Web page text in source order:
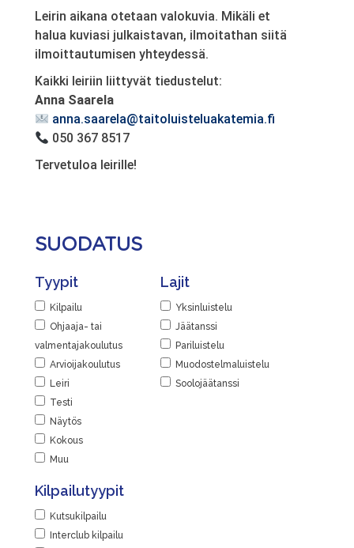
Leirin aikana otetaan valokuvia. Mikäli et
halua kuviasi julkaistavan, ilmoitathan siitä
ilmoittautumisen yhteydessä.
Kaikki leiriin liittyvät tiedustelut:
Anna Saarela
anna.saarela@taitoluisteluakatemia.fi
050 367 8517
Tervetuloa leirille!
SUODATUS
Tyypit
Kilpailu
Ohjaaja- tai
valmentajakoulutus
Arvioijakoulutus
Leiri
Testi
Näytös
Kokous
Muu
Lajit
Yksinluistelu
Jäätanssi
Pariluistelu
Muodostelmaluistelu
Soolojäätanssi
Kilpailutyypit
Kutsukilpailu
Interclub kilpailu